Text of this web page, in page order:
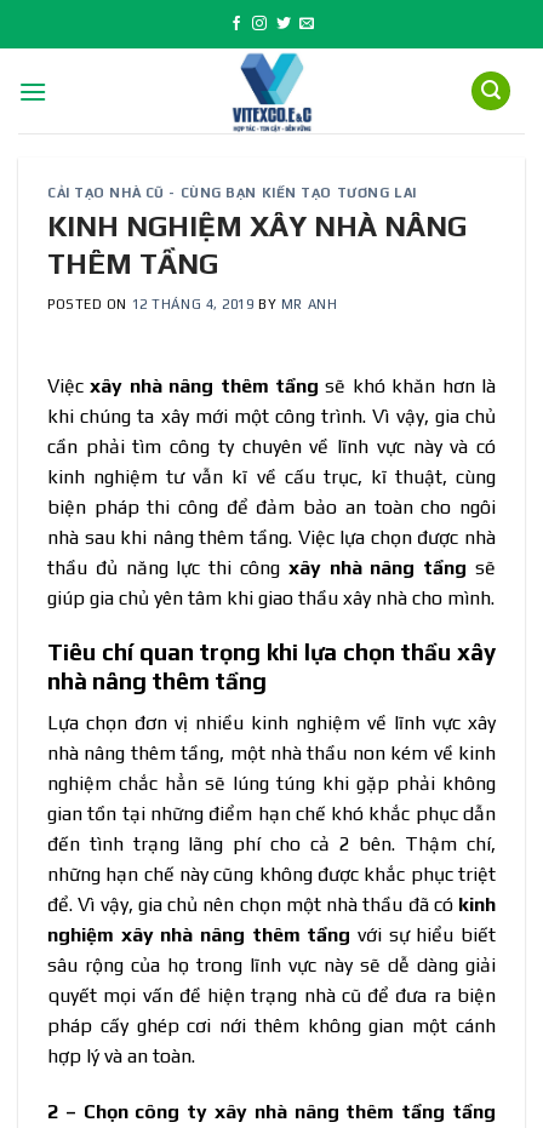
to
CẢI TẠO NHÀ CŨ - CÙNG BẠN KIẾN TẠO TƯƠNG LAI
KINH NGHIỆM XÂY NHÀ NÂNG
THÊM TẦNG
POSTED ON 12 THÁNG 4, 2019 BY MR ANH
Việcxây nhà nâng thêm tầng sẽ khó khăn hơn là
khi chúng ta xây mới một công trình. Vì vậy, gia chủ
cần phải tìm công ty chuyên về lĩnh vực này và có
kinh nghiệm tư vẫn kĩ về cấu trục, kĩ thuật, cùng
biện pháp thi công để đảm bảo an toàn cho ngôi
nhà sau khi nâng thêm tầng. Việc lựa chọn được nhà
thầu đủ năng lực thi công xây nhà nâng tầng sẽ
giúp gia chủ yên tâm khi giao thầu xây nhà cho mình.
Tiêu chí quan trọng khi lựa chọn thầu xây
nhà nâng thêm tầng
Lựa chọn đơn vị nhiều kinh nghiệm về lĩnh vực xây
nhà nâng thêm tầng, một nhà thầu non kém về kinh
nghiệm chắc hẳn sẽ lúng túng khi gặp phải không
gian tồn tại những điểm hạn chế khó khắc phục dẫn
đến tình trạng lãng phí cho cả 2 bên. Thậm chí,
những hạn chế này cũng không được khắc phục triệt
để. Vì vậy, gia chủ nên chọn một nhà thầu đã có kinh
nghiệm xây nhà nâng thêm tầng với sự hiểu biết
sâu rộng của họ trong lĩnh vực này sẽ dễ dàng giải
quyết mọi vấn đề hiện trạng nhà cũ để đưa ra biện
pháp cấy ghép cơi nới thêm không gian một cánh
hợp lý và an toàn.
2 – Chọn công ty xây nhà nâng thêm tầng tầng